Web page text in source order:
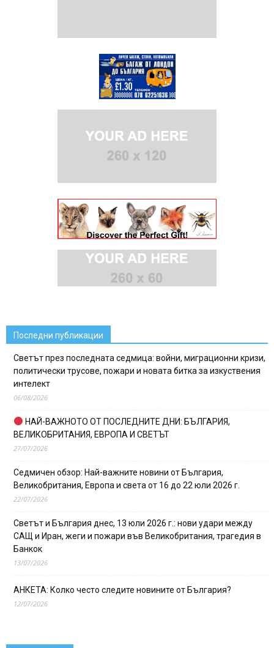
Последни публикации
Светът през последната седмица: войни, миграционни кризи,
политически трусове, пожари и новата битка за изкуствения
интелект
06/08/2026
НАЙ-ВАЖНОТО ОТ ПОСЛЕДНИТЕ ДНИ: БЪЛГАРИЯ,
ВЕЛИКОБРИТАНИЯ, ЕВРОПА И СВЕТЪТ
27/07/2026
Седмичен обзор: Най-важните новини от България,
Великобритания, Европа и света от 16 до 22 юли 2026 г.
22/07/2026
Светът и България днес, 13 юли 2026 г.: нови удари между
САЩ и Иран, жеги и пожари във Великобритания, трагедия в
Банкок
13/07/2026
АНКЕТА: Колко често следите новините от България?
12/07/2026